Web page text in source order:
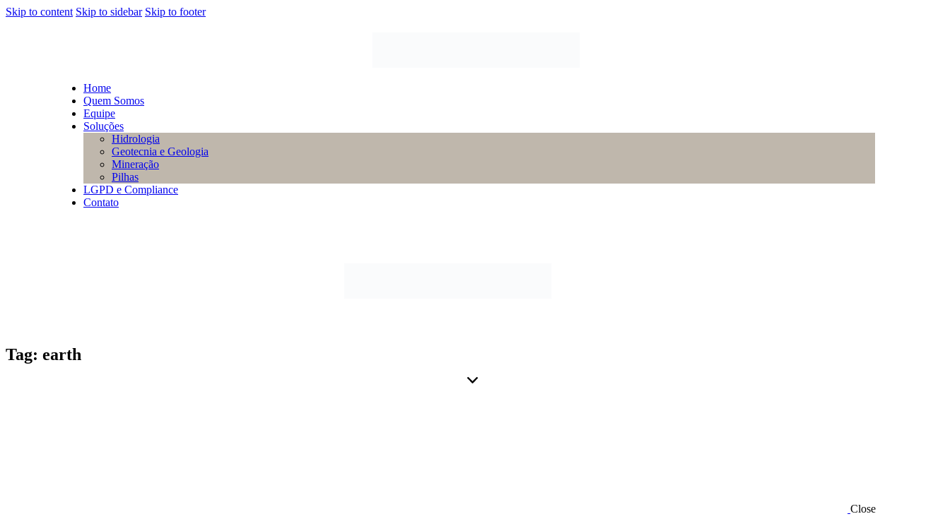
Skip to content Skip to sidebar Skip to footer
Home
Quem Somos
Equipe
Soluções
Hidrologia
Geotecnia e Geologia
Mineração
Pilhas
LGPD e Compliance
Contato
Tag: earth
Close